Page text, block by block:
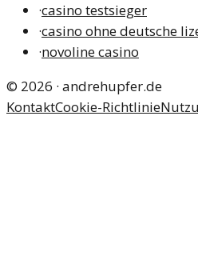
·casino testsieger
·casino ohne deutsche
·novoline casino
© 2026 · andrehupfer.de
KontaktCookie-Richtlinie